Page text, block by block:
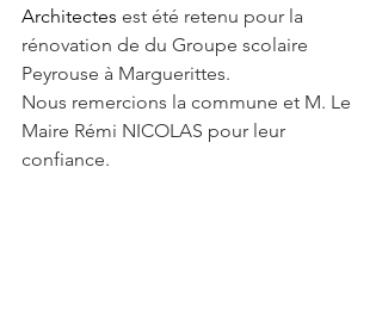
Architectes est été retenu pour la
rénovation de du Groupe scolaire
Peyrouse à Marguerittes.
Nous remercions la commune et M. Le
Maire Rémi NICOLAS pour leur
confiance.